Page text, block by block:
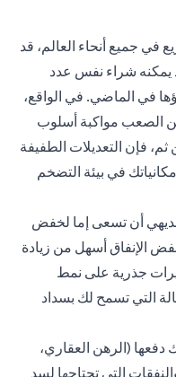
في جميع أنحاء العالم، قد
يمكنه شراء نفس عدد
في الماضي. في الواقع،
الصعب مواكبة أسلوب
فإن التعديلات الطفيفة
في بيئة التضخم
أن تسعى إما لخفض
الإنفاق أسهل من زيادة
جذرية على نمط
التي تسمح لك بسداد
دفعها (الرهن العقاري،
التي تحتاجها لسد